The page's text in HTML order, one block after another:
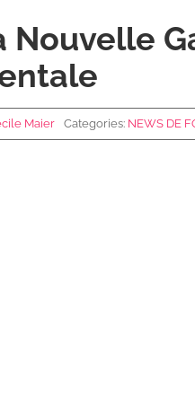
Nouvelle
Maier Categories: NEWS DE